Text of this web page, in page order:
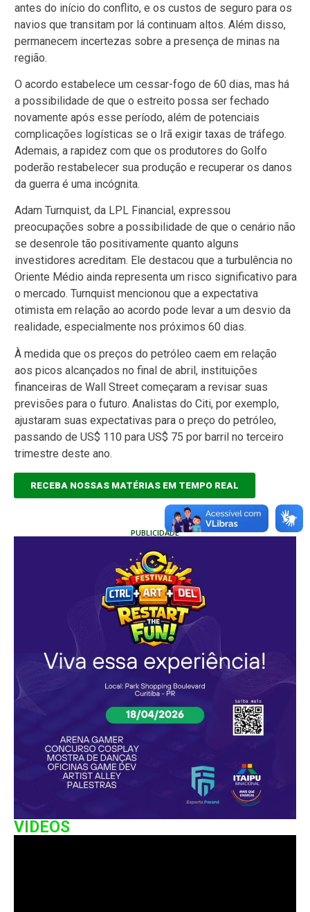
antes do início do conflito, e os custos de seguro para os
navios que transitam por lá continuam altos. Além disso,
permanecem incertezas sobre a presença de minas na
região.
O acordo estabelece um cessar-fogo de 60 dias, mas há
a possibilidade de que o estreito possa ser fechado
novamente após esse período, além de potenciais
complicações logísticas se o Irã exigir taxas de tráfego.
Ademais, a rapidez com que os produtores do Golfo
poderão restabelecer sua produção e recuperar os danos
da guerra é uma incógnita.
Adam Turnquist, da LPL Financial, expressou
preocupações sobre a possibilidade de que o cenário não
se desenrole tão positivamente quanto alguns
investidores acreditam. Ele destacou que a turbulência no
Oriente Médio ainda representa um risco significativo para
o mercado. Turnquist mencionou que a expectativa
otimista em relação ao acordo pode levar a um desvio da
realidade, especialmente nos próximos 60 dias.
À medida que os preços do petróleo caem em relação
aos picos alcançados no final de abril, instituições
financeiras de Wall Street começaram a revisar suas
previsões para o futuro. Analistas do Citi, por exemplo,
ajustaram suas expectativas para o preço do petróleo,
passando de US$ 110 para US$ 75 por barril no terceiro
trimestre deste ano.
RECEBA NOSSAS MATÉRIAS EM TEMPO REAL
PUBLICIDADE
VIDEOS